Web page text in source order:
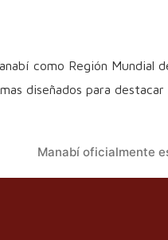
como Región Mundial
diseñados para
Manabí oficialmente